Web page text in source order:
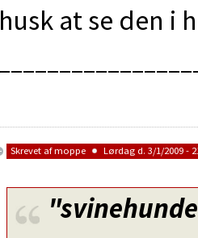
husk at se den i
Skrevet afmoppe Lørdag d. 3/1/2009 -